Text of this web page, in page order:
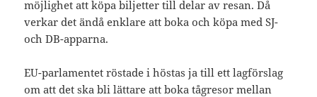
möjlighet att köpa biljetter till delar av resan. Då
verkar det ändå enklare att boka och köpa med SJ-
och DB-apparna.
EU-parlamentet röstade i höstas ja till ett lagförslag
om att det ska bli lättare att boka tågresor mellan